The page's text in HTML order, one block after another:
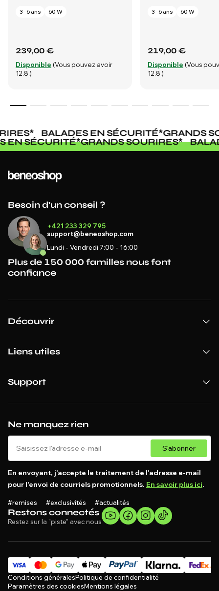
3 - 6 ans 60 W
239,00 €
Disponible (Vous pouvez avoir
12.8.)
3 - 6 ans 60 W
219,00 €
Disponible (Vous
12.8.)
* BALADES EN SÉCURITÉ*GRANDS
EN SÉCURITÉ*GRANDS SOURIRES*
Restons connectés
Restez sur la "piste" avec nous
Ne manquez rien
S'abonner
En envoyant, j'accepte le traitement de l'adresse e-mail
pour l'envoi de courriels promotionnels. En savoir plus ici.
#remises #exclusivités #actualités
Besoin d'un conseil ?
+421 233 329 795
support@beneoshop.com
Lundi - Vendredi 7:00 - 16:00
Plus de 150 000 familles nous font
confiance
Découvrir
Liens utiles
Support
Conditions généralesPolitique de confidentialité
Paramètres des cookiesMentions légales